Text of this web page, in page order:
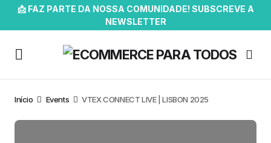
📩 FAZ PARTE DA NOSSA COMUNIDADE! SUBSCREVE A
NEWSLETTER
Início Events VTEX CONNECT LIVE | LISBON 2025